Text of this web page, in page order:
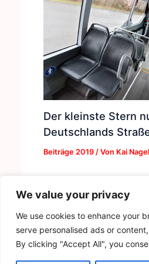
We value your privacy
We use cookies to enhance your
serve personalised ads or
By clicking "Accept All", you
Der kleinste Stern
Deutschlands
Beiträge 2019/ Von Kai Nagel
Copyright © 2026 | by Der